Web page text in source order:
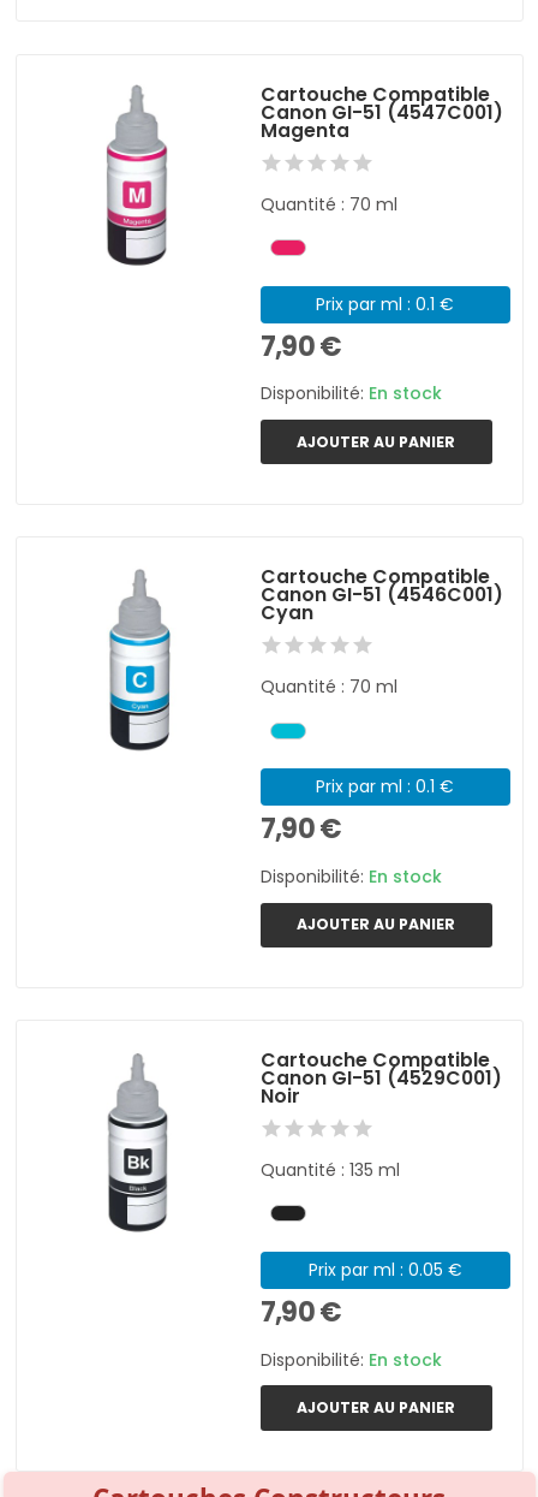
Cartouche Compatible
Canon GI-51 (4547C001)
Magenta
Quantité : 70 ml
Prix par ml : 0.1 €
7,90 €
Disponibilité: En stock
AJOUTER AU PANIER
Cartouche Compatible
Canon GI-51 (4546C001)
Cyan
Quantité : 70 ml
Prix par ml : 0.1 €
7,90 €
Disponibilité: En stock
AJOUTER AU PANIER
Cartouche Compatible
Canon GI-51 (4529C001)
Noir
Quantité : 135 ml
Prix par ml : 0.05 €
7,90 €
Disponibilité: En stock
AJOUTER AU PANIER